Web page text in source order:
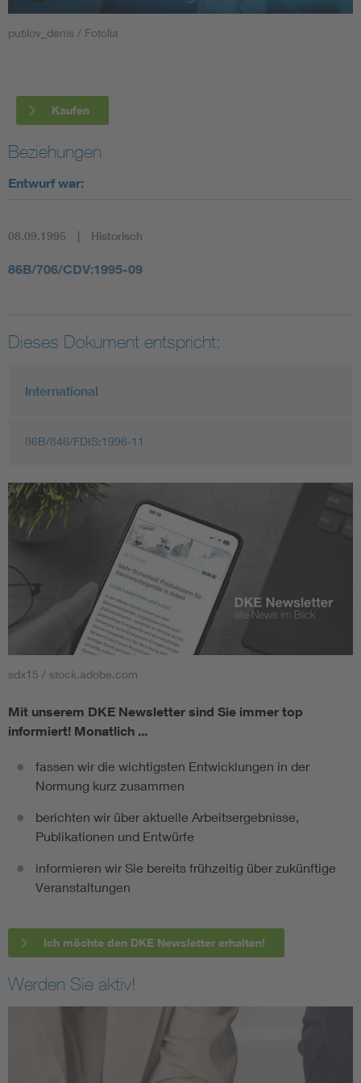
Smart Cities
Blitzschutz: DIN EN 62305 in der Übersicht
Circular Economy für mehr Ressourceneffizienz
putilov_denis / Fotolia
Kaufen
Beziehungen
Entwurf war:
08.09.1995 Historisch
86B/706/CDV:1995-09
Dieses Dokument entspricht:
International
86B/846/FDIS:1996-11
sdx15 / stock.adobe.com
Mit unserem DKE Newsletter sind Sie immer top
informiert! Monatlich ...
fassen wir die wichtigsten Entwicklungen in der
Normung kurz zusammen
berichten wir über aktuelle Arbeitsergebnisse,
Publikationen und Entwürfe
informieren wir Sie bereits frühzeitig über zukünftige
Veranstaltungen
Ich möchte den DKE Newsletter erhalten!
Werden Sie aktiv!